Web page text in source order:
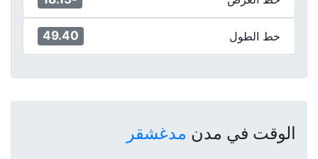
خط الطول 49.40
الوقت في مدن مدغشقر